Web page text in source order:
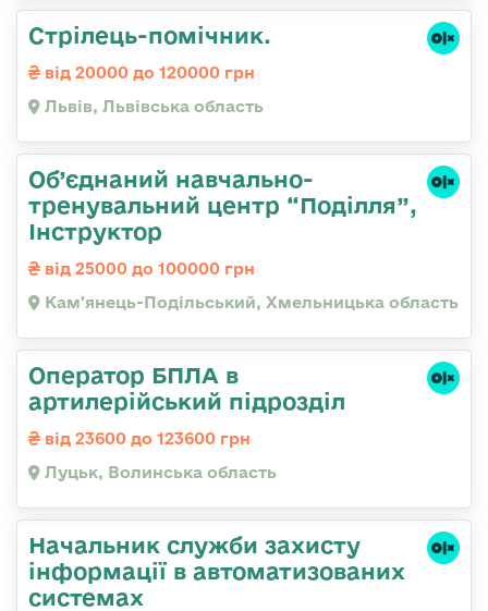
Стрілець-помічник.
від 20000 до 120000 грн
Львів, Львівська область
Об’єднаний навчально-
тренувальний центр “Поділля”,
Інструктор
від 25000 до 100000 грн
Кам'янець-Подільський, Хмельницька область
Оператор БПЛА в
артилерійський підрозділ
від 23600 до 123600 грн
Луцьк, Волинська область
Начальник служби захисту
інформації в автоматизованих
системах